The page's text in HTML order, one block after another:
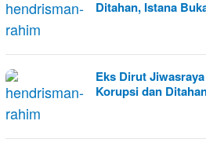
Ditahan, Istana
Eks Dirut
Korupsi dan